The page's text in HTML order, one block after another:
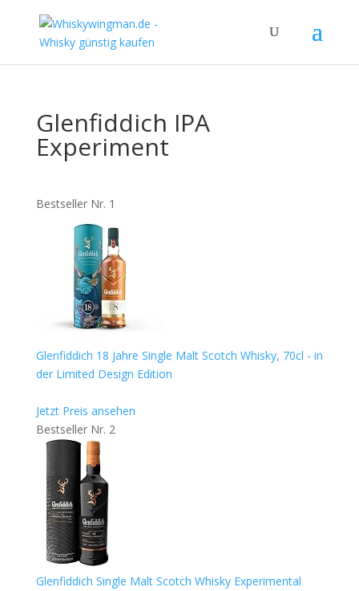
Glenfiddich IPA
Experiment
Bestseller Nr. 1
Glenfiddich 18 Jahre Single Malt Scotch Whisky, 70cl - in
der Limited Design Edition
Jetzt Preis ansehen
Bestseller Nr. 2
Glenfiddich Single Malt Scotch Whisky Experimental